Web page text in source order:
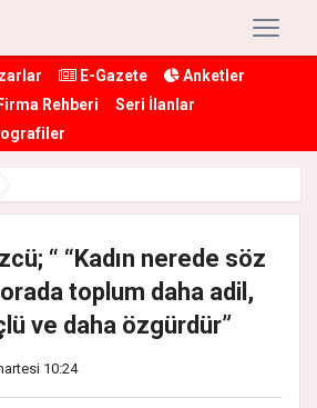
E-Gazete
Anketler
Firma Rehberi
Seri İlanlar
“ “Kadın nerede söz
toplum daha adil,
ve daha özgürdür”
10:24